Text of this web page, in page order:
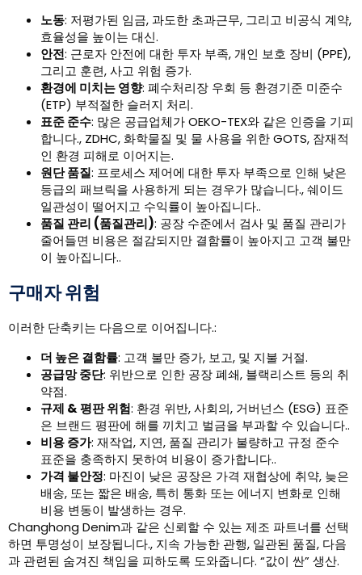
노동: 저평가된 임금, 과도한 초과근무, 그리고 비공식 계약,
효율성을 높이는 대신.
안전: 근로자 안전에 대한 투자 부족, 개인 보호 장비 (PPE),
그리고 훈련, 사고 위험 증가.
환경에 미치는 영향: 폐수처리장 우회 등 환경기준 미준수
(ETP) 부적절한 슬러지 처리.
표준 준수: 많은 공급업체가 OEKO-TEX와 같은 인증을 기피
합니다., ZDHC, 화학물질 및 물 사용을 위한 GOTS, 잠재적
인 환경 피해로 이어지는.
원단 품질: 프로세스 제어에 대한 투자 부족으로 인해 낮은
등급의 패브릭을 사용하게 되는 경우가 많습니다., 쉐이드
일관성이 떨어지고 수익률이 높아집니다..
품질 관리 (품질관리): 공장 수준에서 검사 및 품질 관리가
줄어들면 비용은 절감되지만 결함률이 높아지고 고객 불만
이 높아집니다..
구매자 위험
이러한 단축키는 다음으로 이어집니다.:
더 높은 결함률: 고객 불만 증가, 보고, 및 지불 거절.
공급망 중단: 위반으로 인한 공장 폐쇄, 블랙리스트 등의 취
약점.
규제 & 평판 위험: 환경 위반, 사회의, 거버넌스 (ESG) 표준
은 브랜드 평판에 해를 끼치고 벌금을 부과할 수 있습니다..
비용 증가: 재작업, 지연, 품질 관리가 불량하고 규정 준수
표준을 충족하지 못하여 비용이 증가합니다..
가격 불안정: 마진이 낮은 공장은 가격 재협상에 취약, 늦은
배송, 또는 짧은 배송, 특히 통화 또는 에너지 변화로 인해
비용 변동이 발생하는 경우.
Changhong Denim과 같은 신뢰할 수 있는 제조 파트너를 선택
하면 투명성이 보장됩니다., 지속 가능한 관행, 일관된 품질, 다음
과 관련된 숨겨진 책임을 피하도록 도와줍니다. “값이 싼” 생산.